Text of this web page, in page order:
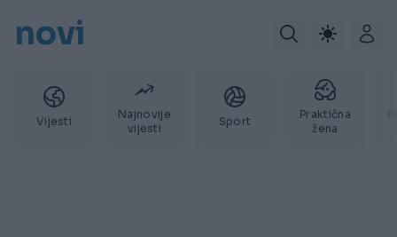
novi
Vijesti
Najnovije
vijesti
Sport
Praktična
žena